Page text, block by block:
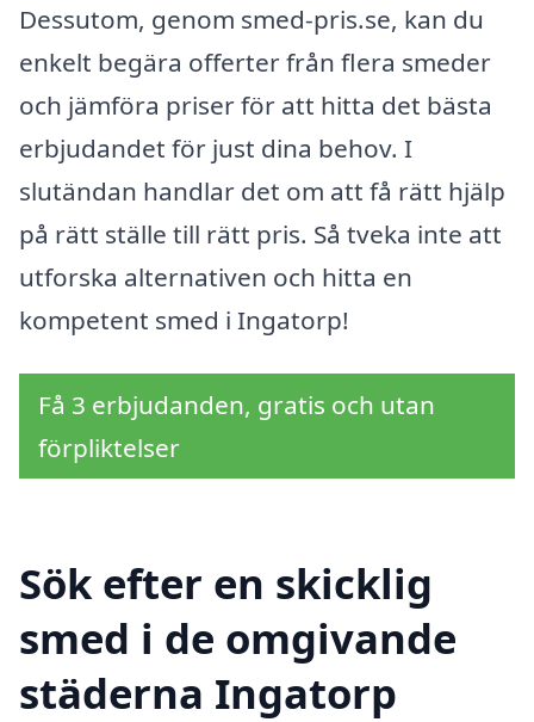
Dessutom, genom smed-pris.se, kan du
enkelt begära offerter från flera smeder
och jämföra priser för att hitta det bästa
erbjudandet för just dina behov. I
slutändan handlar det om att få rätt hjälp
på rätt ställe till rätt pris. Så tveka inte att
utforska alternativen och hitta en
kompetent smed i Ingatorp!
Få 3 erbjudanden, gratis och utan
förpliktelser
Sök efter en skicklig
smed i de omgivande
städerna Ingatorp